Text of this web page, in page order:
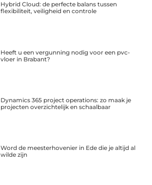
Hybrid Cloud: de perfecte balans tussen
flexibiliteit, veiligheid en controle
Heeft u een vergunning nodig voor een pvc-
vloer in Brabant?
Dynamics 365 project operations: zo maak je
projecten overzichtelijk en schaalbaar
Word de meesterhovenier in Ede die je altijd al
wilde zijn